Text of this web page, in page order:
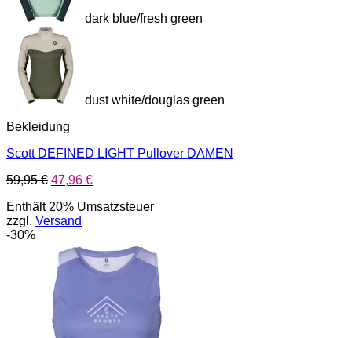
dark blue/fresh green
dust white/douglas green
Bekleidung
Scott DEFINED LIGHT Pullover DAMEN
59,95€ Ursprünglicher
war:
59,95 €
47,96 €Aktueller
ist:
Enthält 20% Umsatzsteuer
zzgl. Versand
-30%